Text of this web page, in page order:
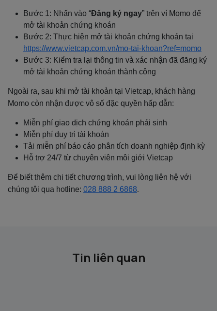
Bước 1: Nhấn vào “Đăng ký ngay” trên ví Momo để
mở tài khoản chứng khoán
Bước 2: Thực hiện mở tài khoản chứng khoán tại
https://www.vietcap.com.vn/mo-tai-khoan?ref=momo
Bước 3: Kiểm tra lại thông tin và xác nhận đã đăng ký
mở tài khoản chứng khoán thành công
Ngoài ra, sau khi mở tài khoản tại Vietcap, khách hàng
Momo còn nhận được vô số đặc quyền hấp dẫn:
Miễn phí giao dịch chứng khoán phái sinh
Miễn phí duy trì tài khoản
Tải miễn phí báo cáo phân tích doanh nghiệp định kỳ
Hỗ trợ 24/7 từ chuyên viên môi giới Vietcap
Để biết thêm chi tiết chương trình, vui lòng liên hệ với
chúng tôi qua hotline: 028 888 2 6868.
Tin liên quan